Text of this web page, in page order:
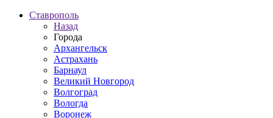
Ставрополь
Назад
Города
Архангельск
Астрахань
Барнаул
Великий Новгород
Волгоград
Вологда
Воронеж